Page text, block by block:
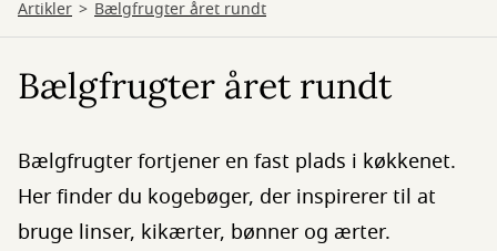
Artikler Bælgfrugter året rundt
Bælgfrugter året rundt
Bælgfrugter fortjener en fast plads i køkkenet.
Her finder du kogebøger, der inspirerer til at
bruge linser, kikærter, bønner og ærter.